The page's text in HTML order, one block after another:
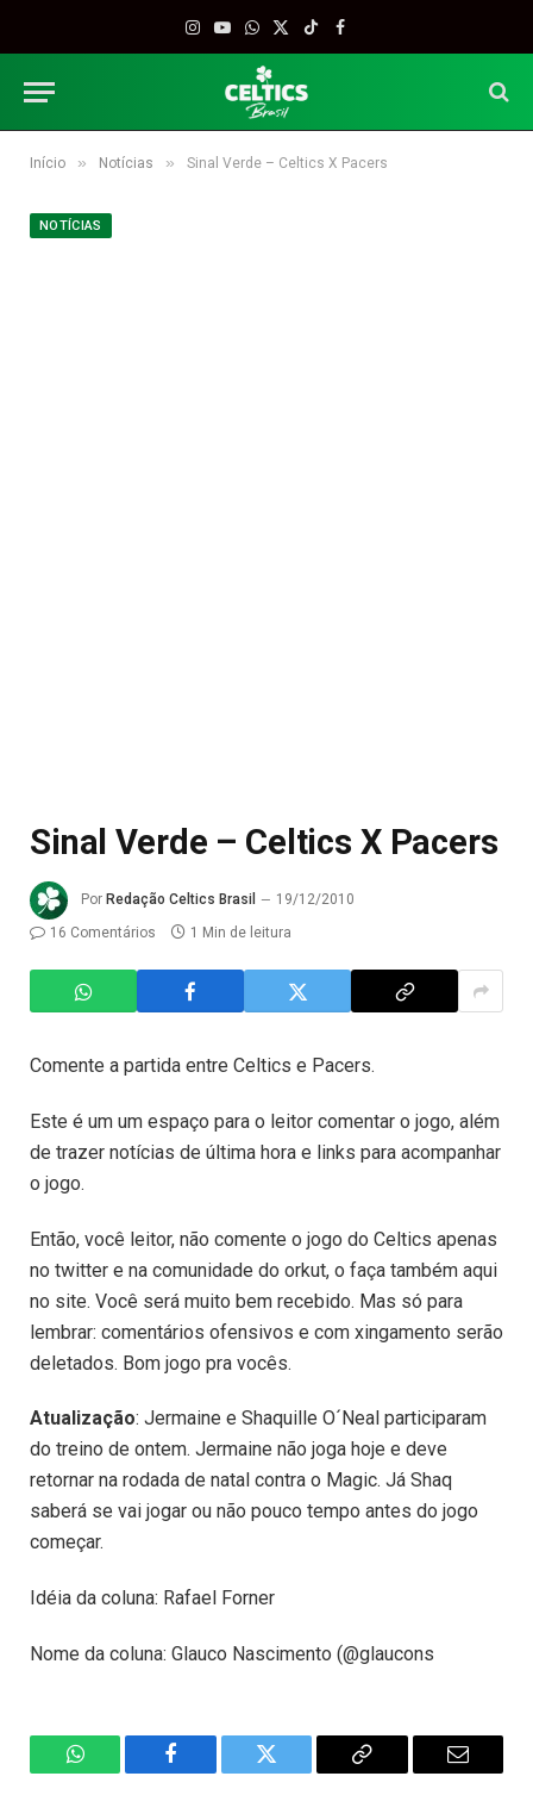
Instagram
YouTube
WhatsApp
X
TikTokFacebook
Início » Notícias » Sinal Verde – Celtics X Pacers
NOTÍCIAS
Sinal Verde – Celtics X Pacers
Por Redação Celtics Brasil
19/12/2010
16 Comentários
1 Min de leitura
Comente a partida entre Celtics e Pacers.
Este é um um espaço para o leitor comentar o jogo, além
de trazer notícias de última hora e links para acompanhar
o jogo.
Então, você leitor, não comente o jogo do Celtics apenas
no twitter e na comunidade do orkut, o faça também aqui
no site. Você será muito bem recebido. Mas só para
lembrar: comentários ofensivos e com xingamento serão
deletados. Bom jogo pra vocês.
Atualização: Jermaine e Shaquille O´Neal participaram
do treino de ontem. Jermaine não joga hoje e deve
retornar na rodada de natal contra o Magic. Já Shaq
saberá se vai jogar ou não pouco tempo antes do jogo
começar.
Idéia da coluna: Rafael Forner
Nome da coluna: Glauco Nascimento (@glaucons
WhatsAppFacebook Twitter
Copiar
E-